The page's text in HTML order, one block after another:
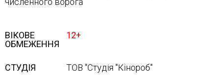
ВІКОВЕ
ОБМЕЖЕННЯ
12+
СТУДІЯ ТОВ "Студія "Кінороб"